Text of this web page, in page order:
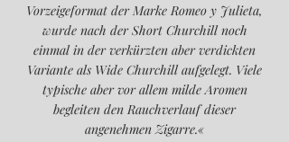
Vorzeigeformat der Marke Romeo y Julieta,
wurde nach der Short Churchill noch
einmal in der verkürzten aber verdickten
Variante als Wide Churchill aufgelegt. Viele
typische aber vor allem milde Aromen
begleiten den Rauchverlauf dieser
angenehmen Zigarre.«